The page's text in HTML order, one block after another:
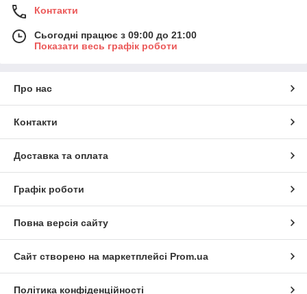
Контакти
Сьогодні працює з 09:00 до 21:00
Показати весь графік роботи
Про нас
Контакти
Доставка та оплата
Графік роботи
Повна версія сайту
Сайт створено на маркетплейсі Prom.ua
Політика конфіденційності